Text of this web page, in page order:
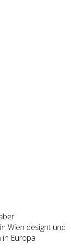
Wien designt und
Europa